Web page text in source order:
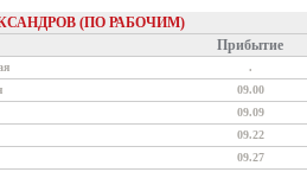
(ПО РАБОЧИМ)
Прибытие
.
09.00
09.09
09.22
09.27